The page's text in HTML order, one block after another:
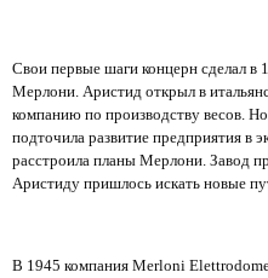
Свои первые шаги концерн сделал в
Мерлони. Аристид открыл в
компанию по производству весов.
подточила развитие предприятия в
расстроила планы Мерлони. Завод
Аристиду пришлось искать новые
В 1945 компания Merloni